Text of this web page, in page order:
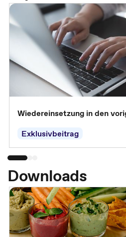
Wiedereinsetzung in den
Exklusivbeitrag
Downloads